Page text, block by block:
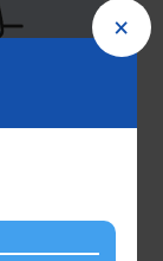
高校を志望して
適なカリキュラ
×